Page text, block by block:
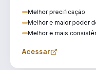
Melhor precificação
Melhor e maior poder
Melhor e mais
Acessar